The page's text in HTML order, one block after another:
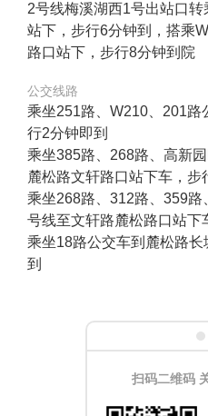
2号线梅溪湖西1号出站口
站下，步行6分钟到，搭乘
路口站下，步行8分钟到院
公交线路
乘坐251路、W210、201路
行2分钟即到
乘坐385路、268路、高新
麓松路文轩路口站下车，步
乘坐268路、312路、359
号线至文轩路麓松路口站下
乘坐18路公交车到麓松路
到
扫码二维码